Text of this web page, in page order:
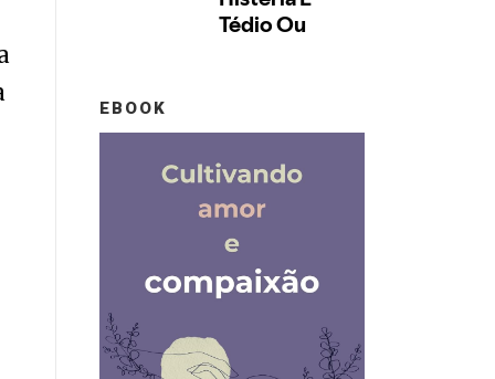
EBOOK